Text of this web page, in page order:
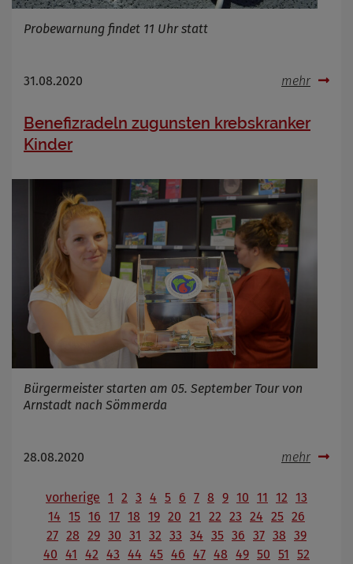
Probewarnung findet 11 Uhr statt
31.08.2020 mehr
Benefizradeln zugunsten krebskranker
Kinder
Bürgermeister starten am 05. September Tour von
Arnstadt nach Sömmerda
28.08.2020 mehr
vorherige 1 2 3 4 5 6 7 8 9 10 11 12 13
14 15 16 17 18 19 20 21 22 23 24 25 26
27 28 29 30 31 32 33 34 35 36 37 38 39
40 41 42 43 44 45 46 47 48 49 50 51
52